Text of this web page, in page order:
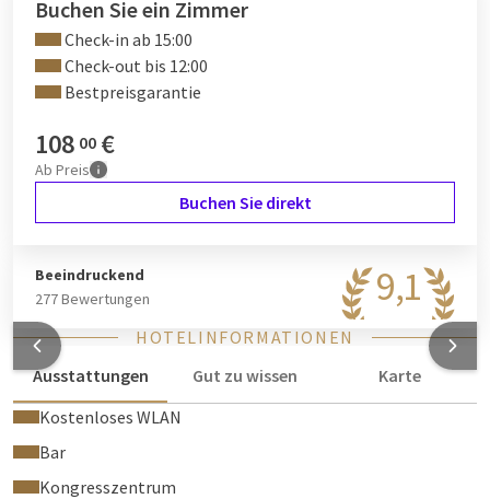
Buchen Sie ein Zimmer
Check-in ab 15:00
Check-out bis 12:00
Bestpreisgarantie
108 00 €
Ab Preis
Buchen Sie direkt
9,1
Beeindruckend
277 Bewertungen
HOTELINFORMATIONEN
Ausstattungen
Gut zu wissen
Karte
Kostenloses WLAN
Bar
Kongresszentrum